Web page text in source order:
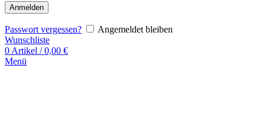
Anmelden
Passwort vergessen?
Angemeldet bleiben
Wunschliste
0 Artikel / 0,00 €
Menü